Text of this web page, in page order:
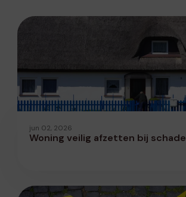
jun 02, 2026
Woning veilig afzetten bij schade